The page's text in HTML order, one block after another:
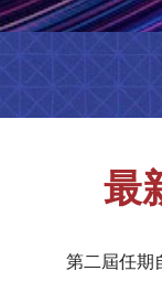
最
第二屆任期